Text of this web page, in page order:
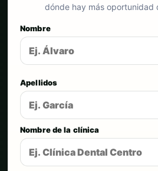
dónde hay más oportunidad
Nombre
Apellidos
Nombre de la clínica